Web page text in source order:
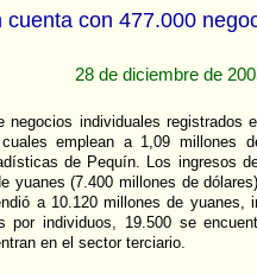
cuenta con 477.000
28 de diciembre de
negocios individuales registrados
emplean a 1,09 millones
de Pequín. Los ingresos
yuanes (7.400 millones de
a 10.120 millones de yuanes,
por individuos, 19.500 se
en el sector terciario.